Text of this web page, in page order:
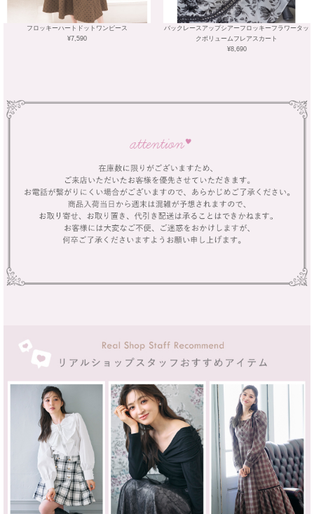
フロッキーハートドットワンピース
¥7,590
バックレースアップシアーフロッキーフラワータッ
クボリュームフレアスカート
¥8,690